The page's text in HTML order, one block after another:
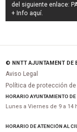
del siguiente enlace:
+ Info aquí.
© NNTT AJUNTAMENT DE
Aviso Legal
Política de protección
HORARIO AYUNTAMIENTO
Lunes a Viernes de 9 a 14
HORARIO DE ATENCIÓN AL